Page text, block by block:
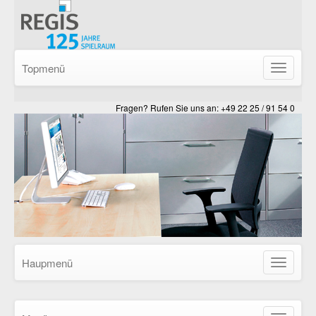
ein-/
Topmenü
Fragen? Rufen Sie uns an: +49 22 25 / 91 54 0
ein-/
Haupmenü